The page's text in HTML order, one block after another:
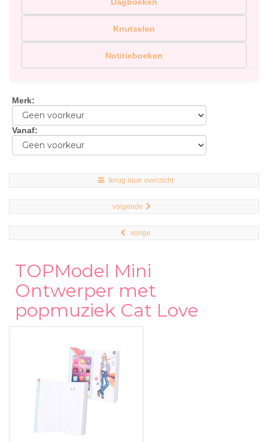
Knutselen
Notitieboeken
Merk:
Vanaf:
terug naar overzicht
volgende
vorige
TOPModel Mini
Ontwerper met
popmuziek Cat Love